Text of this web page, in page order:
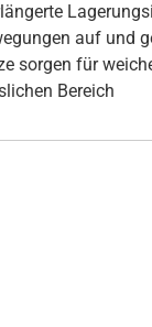
auf und
sorgen für
Bereich